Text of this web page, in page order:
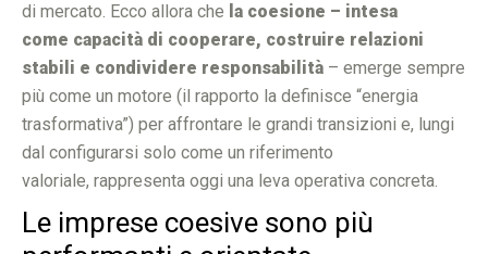
di mercato. Ecco allora che la coesione – intesa
come capacità di cooperare, costruire relazioni
stabili e condividere responsabilità – emerge sempre
più come un motore (il rapporto la definisce “energia
trasformativa”) per affrontare le grandi transizioni e, lungi
dal configurarsi solo come un riferimento
valoriale, rappresenta oggi una leva operativa concreta.
Le imprese coesive sono più